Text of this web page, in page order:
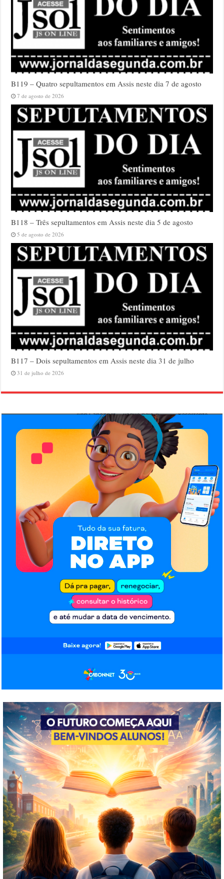
B119 – Quatro sepultamentos em Assis neste dia 7 de agosto
7 de agosto de 2026
B118 – Três sepultamentos em Assis neste dia 5 de agosto
5 de agosto de 2026
B117 – Dois sepultamentos em Assis neste dia 31 de julho
31 de julho de 2026